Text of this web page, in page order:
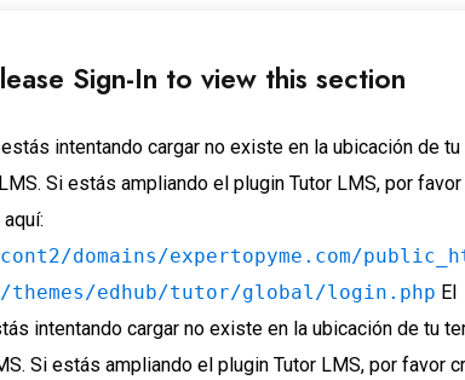
Sign-In to view this section
intentando cargar no existe en la ubicación de tu
Si estás ampliando el plugin Tutor LMS, por
domains/expertopyme.com/
themes/edhub/tutor/global/login.php El
intentando cargar no existe en la ubicación de tu
Si estás ampliando el plugin Tutor LMS, por favor